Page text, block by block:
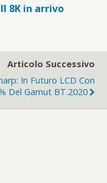
8K in arrivo
Articolo Successivo
In Futuro LCD Con
Del Gamut BT.2020